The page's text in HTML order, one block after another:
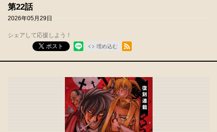
第22話
2026年05月29日
シェアして応援しよう！
ポスト
埋め込む
RSSフィード